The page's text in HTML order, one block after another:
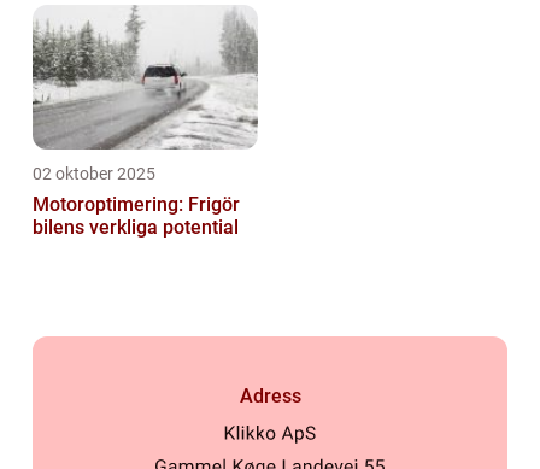
02 oktober 2025
Motoroptimering: Frigör
bilens verkliga potential
Adress